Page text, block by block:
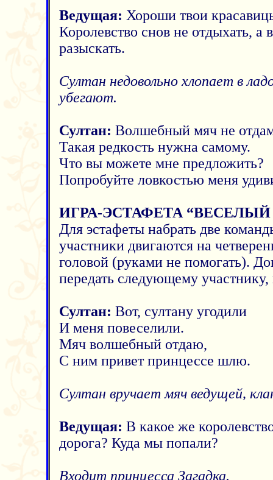
Ведущая: Хороши твои
Королевство снов не отдыхать,
разыскать.
Султан недовольно хлопает в
убегают.
Султан: Волшебный мяч не
Такая редкость нужна самому.
Что вы можете мне предложить?
Попробуйте ловкостью меня
ИГРА-ЭСТАФЕТА
Для эстафеты набрать две
участники двигаются на
головой (руками не помогать).
передать следующему
Султан: Вот, султану угодили
И меня повеселили.
Мяч волшебный отдаю,
С ним привет принцессе шлю.
Султан вручает мяч ведущей,
Ведущая: В какое же
дорога? Куда мы попали?
Входит принцесса Загадка.